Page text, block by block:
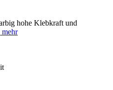
hohe Klebkraft und
mehr